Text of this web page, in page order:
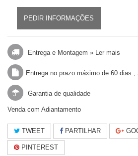
PEDIR INFORMAÇÕES
Entrega e Montagem » Ler mais
Entrega no prazo máximo de 60 dias
Garantia de qualidade
Venda com Adiantamento
TWEET PARTILHAR
PINTEREST